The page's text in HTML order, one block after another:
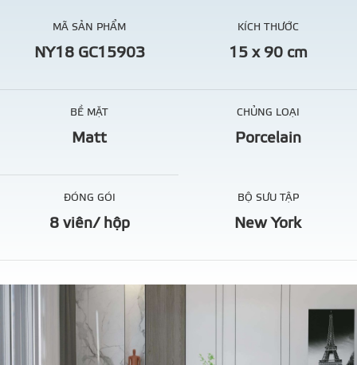
MÃ SẢN PHẨM
NY18 GC15903
KÍCH THƯỚC
15 x 90 cm
BỀ MẶT
Matt
CHỦNG LOẠI
Porcelain
ĐÓNG GÓI
8 viên/ hộp
BỘ SƯU TẬP
New York